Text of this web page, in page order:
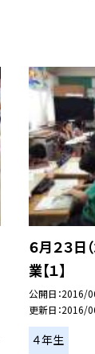
６月２３日
業【１】
公開日 2016/
更新日 2016/
４年生